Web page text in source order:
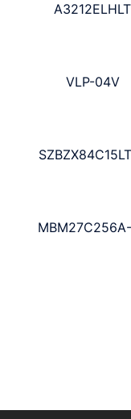
A3212ELHLT
VLP-04V